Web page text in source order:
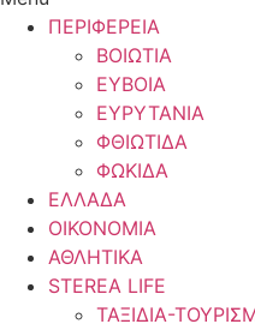
ΠΕΡΙΦΕΡΕΙΑ
ΒΟΙΩΤΙΑ
ΕΥΒΟΙΑ
ΕΥΡΥΤΑΝΙΑ
ΦΘΙΩΤΙΔΑ
ΦΩΚΙΔΑ
ΕΛΛΑΔΑ
ΟΙΚΟΝΟΜΙΑ
ΑΘΛΗΤΙΚΑ
STEREA LIFE
ΤΑΞΙΔΙΑ-